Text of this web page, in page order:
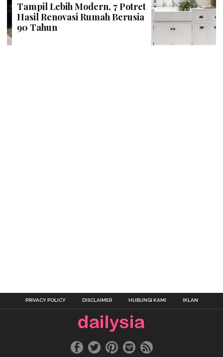
Tampil Lebih Modern, 7 Potret
Hasil Renovasi Rumah Berusia
90 Tahun
PRIVACY POLICY DISCLAIMER HUBUNGI KAMI IKLAN